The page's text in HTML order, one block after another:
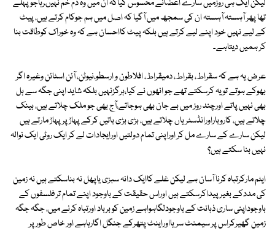
لیکن ایک ہی روزمیں سارے اعضانے محسوس کیاکہ ان میں وہ دم خم نہیںرہاجو پہلے
تھا پھر آہستہ آہستہ ان کی سمجھ میں آگیا کہ اصل میں ہم جوکام کرتے ہیں، پیٹ
کے لیے نہیں خود اپنے لیے کرتے ہیں بلکہ پیٹ کااحسان ہے کہ وہ خوراک کوطاقت بنا
کر ہمیں دیتاہے۔
عرض یہ ہے کہ سقراط، بقراط، دمیقراط، افلاطون و ارسطو،نیوٹن، آئن اسٹائن وغیرہ اگر
بھوکے ہوتے تویہ کرسکتے تھے جو انھوں نے کیا،ہرگزنہیں بلکہ شاید اپنی جگہ سے ہل
بھی نہیں پاتے اورچند روز میں بے جان بھی ہوجاتے،آج بھی جو ملک چلاتے ہیں، بینک
چلاتے ہیں، کاروباراورانڈسٹریاں چلاتے ہیں، بڑی بڑی باتیں کرکے پہاڑ پر پہاڑ مارتے ہیں
لیکن سارے کے سارے مل کر اوراپنی تمام دولتیں اورایجادات لے کر ایک روٹی ایک نوالہ
نہیں بنا سکتے ہیں؟
ایٹم مارکرتباہ کرنا آسان ہے لیکن غلے کاایک دانہ سبزی یاپھل نہ بناسکتے ہیں نہ زمین
کی مددکے بغیرپیداکرسکتے ہیں اوراس حقیقت کے باوجود اپنے تمام تر فلسفوں کے
باوجوداپنی ساری ذہانت کے باوجودلگاہواہے زمین کو برباد اورتباہ کرنے میں، جگہ جگہ
زمین گھیرکراس پر سیمنٹ سریااوراینٹ پتھرکے جنگل اگارہاہے اور خاص طورپر